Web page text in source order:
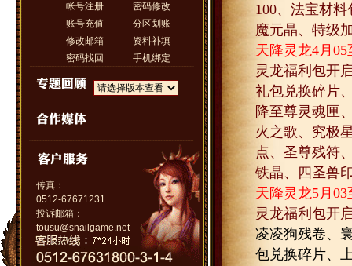
帐号注册
密码修改
账号充值
分区划账
修改邮箱
资料补填
密码找回
手机绑定
传真：
0512-67671231
投诉邮箱：
tousu@snailgame.net
100、法宝材
魔元晶、特级
天降灵龙4月 05
灵龙福利包开
礼包兑换碎片
降至尊灵魂匣
火之歌、究极
点、圣尊残符
铁晶、四圣兽
天降灵龙5月 03
灵龙福利包开
凌凌狗残卷、
包兑换碎片、